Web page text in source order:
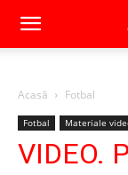
Acasă Fotbal
Fotbal Materiale
VIDEO.